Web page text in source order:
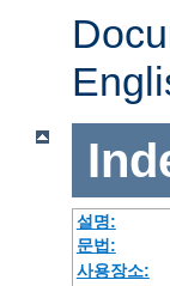
설명:
문법:
사용장소: